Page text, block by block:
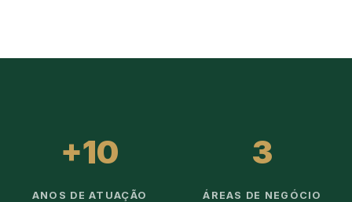
+10
ANOS DE ATUAÇÃO
3
ÁREAS DE NEGÓCIO